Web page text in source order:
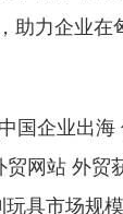
助力企业
国企业出
网站 外贸
具市场规